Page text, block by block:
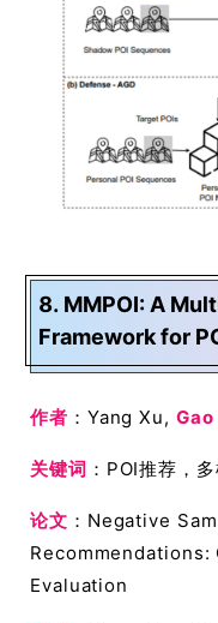
8. MMPOI: A
Framework for
作者 ：Yang Xu,
关键词 ：POI推荐，
论文 ：Negative
Evaluation